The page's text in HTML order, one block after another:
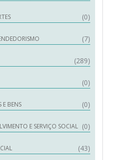
(0)
(7)
(289)
(0)
E BENS (0)
E SERVIÇO SOCIAL (0)
(43)